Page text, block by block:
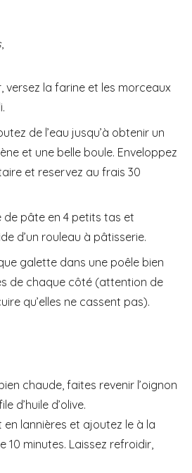
,
versez la farine et les morceaux
de l’eau jusqu’à obtenir un
et une belle boule. Enveloppez
et reservez au frais 30
de pâte en 4 petits tas et
d’un rouleau à pâtisserie.
galette dans une poêle bien
de chaque côté (attention de
qu’elles ne cassent pas).
chaude, faites revenir l’oignon
d’huile d’olive.
en lannières et ajoutez le à la
10 minutes. Laissez refroidir,